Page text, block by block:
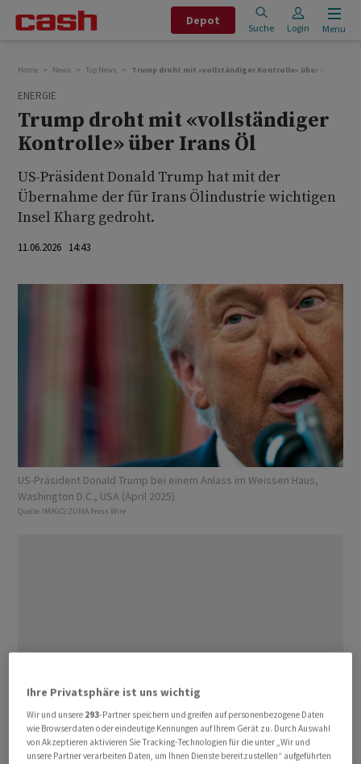
Depot
Suche Login Menu
Home News Top News Trump droht mit «vollständiger Kontrolle» über Irans Öl
ENERGIE
Trump droht mit «vollständiger
Kontrolle» über Irans Öl
US-Präsident Donald Trump hat mit der
Übernahme der für Irans Ölindustrie wichtigen
Insel Kharg gedroht.
11.06.2026 14:43
US-Präsident Donald Trump bei einem Anlass im Weissen Haus,
Washington D.C., USA (April 2025).
Quelle: IMAGO/ZUMA Press Wire
Ihre Privatsphäre ist uns wichtig
Wir und unsere 293-Partner speichern und greifen auf personenbezogene Daten
wie Browserdaten oder eindeutige Kennungen auf Ihrem Gerät zu. Durch Auswahl
von Akzeptieren aktivieren Sie Tracking-Technologien für die unter „Wir und
unsere Partner verarbeiten Daten, um Ihnen Dienste bereitzustellen“ aufgeführten